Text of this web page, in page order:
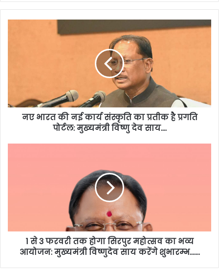
नए भारत की नई कार्य संस्कृति का प्रतीक है प्रगति
पोर्टल: मुख्यमंत्री विष्णु देव साय….
1 से 3 फरवरी तक होगा सिरपुर महोत्सव का भव्य
आयोजन: मुख्यमंत्री विष्णुदेव साय करेंगे शुभारम्भ…….